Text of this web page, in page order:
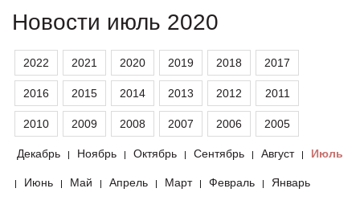
Новости июль 2020
2022 2021 2020 2019 2018 2017
2016 2015 2014 2013 2012 2011
2010 2009 2008 2007 2006 2005
Декабрь | Ноябрь | Октябрь | Сентябрь | Август | Июль
| Июнь | Май | Апрель | Март | Февраль | Январь